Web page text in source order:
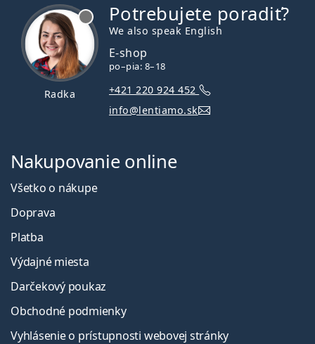
Radka
Potrebujete poradiť?
We also speak English
E-shop
po–pia: 8–18
+421 220 924 452
info@lentiamo.sk
Nakupovanie online
Všetko o nákupe
Doprava
Platba
Výdajné miesta
Darčekový poukaz
Obchodné podmienky
Vyhlásenie o prístupnosti webovej stránky